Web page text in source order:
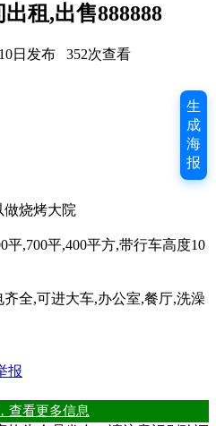
租,出售888888
日发布 352次查看
做烧烤大院
平,700平,400平方,带行车高度10
全,可进大车,办公室,餐厅,洗澡
报
查看更多信息
生
成
海
报